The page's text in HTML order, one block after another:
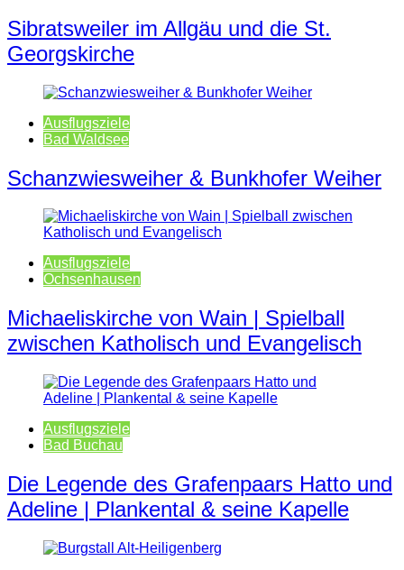
Sibratsweiler im Allgäu und die St.
Georgskirche
Ausflugsziele
Bad Waldsee
Schanzwiesweiher & Bunkhofer Weiher
Ausflugsziele
Ochsenhausen
Michaeliskirche von Wain | Spielball
zwischen Katholisch und Evangelisch
Ausflugsziele
Bad Buchau
Die Legende des Grafenpaars Hatto und
Adeline | Plankental & seine Kapelle